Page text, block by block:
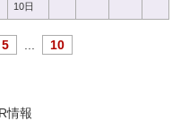
10日
5 10
情報